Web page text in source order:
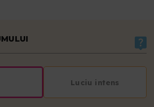
Luciu intens